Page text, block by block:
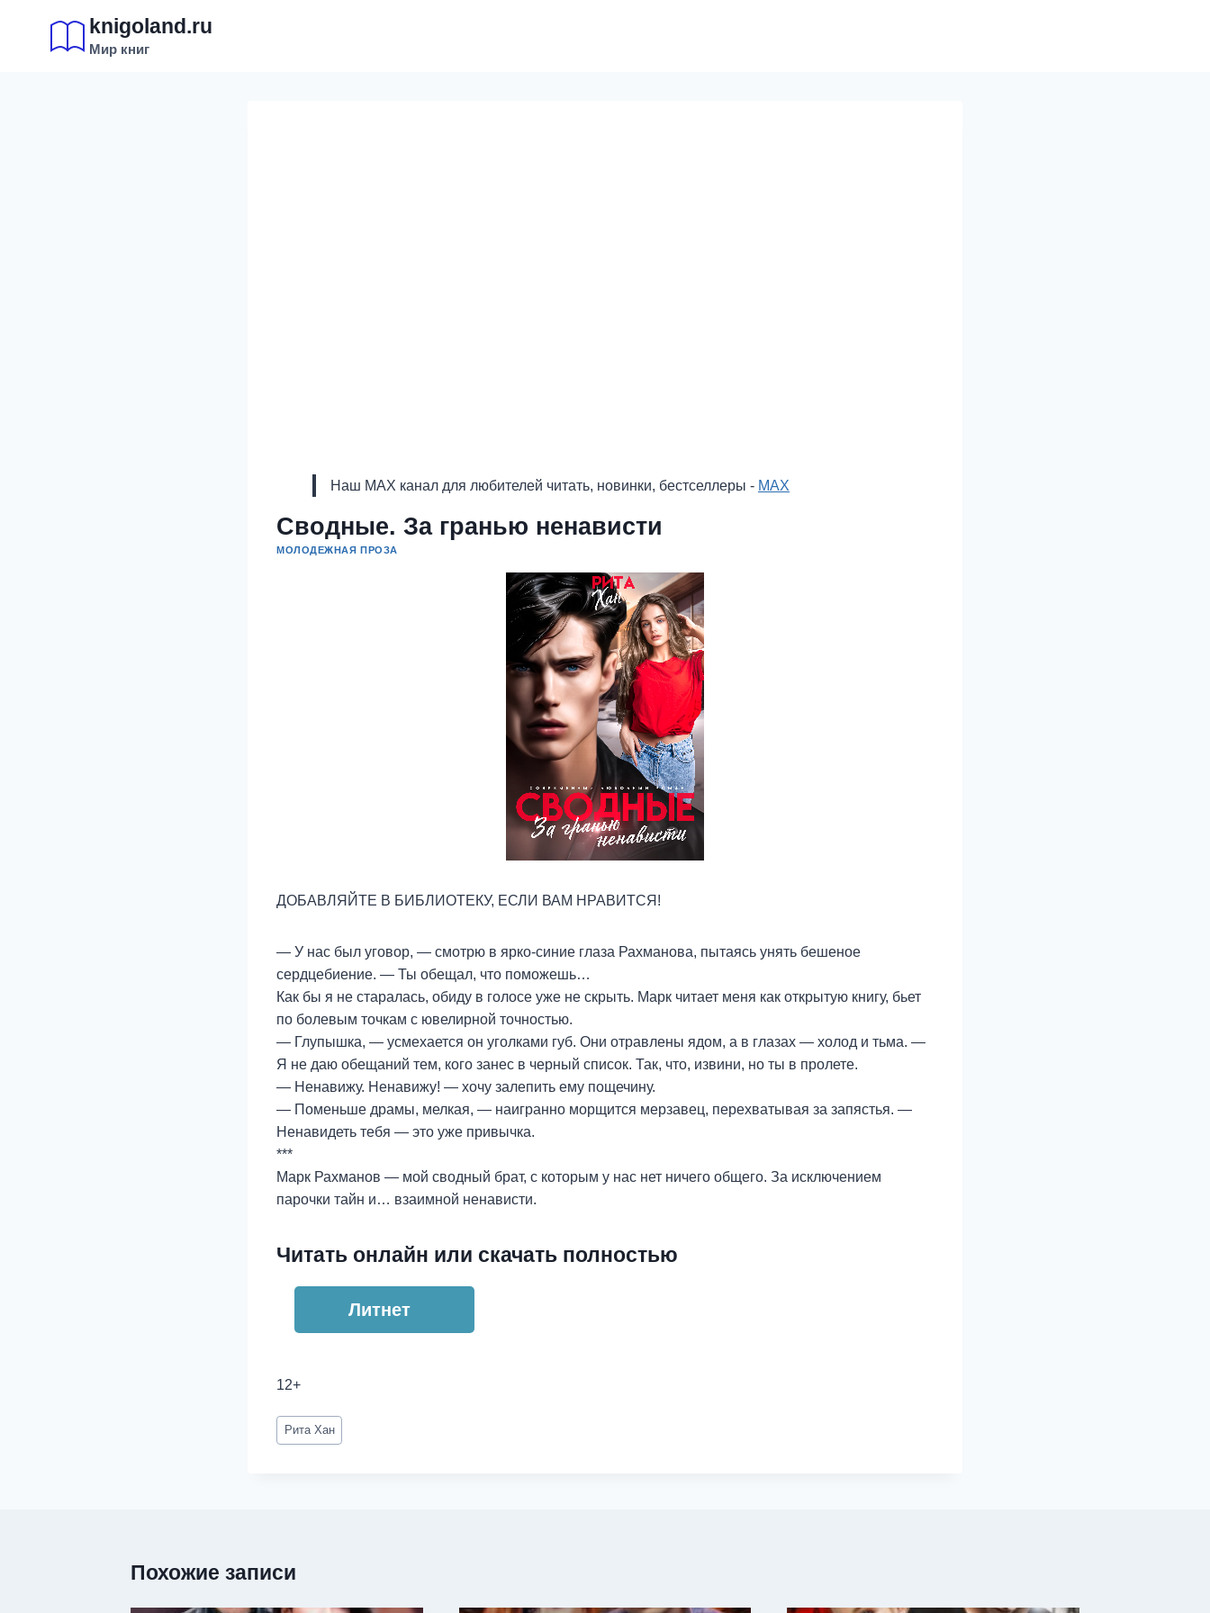
содержимому
knigoland.ru
Мир книг
Наш MAX канал для любителей читать, новинки, бестселлеры - MAX
Сводные. За гранью ненависти
МОЛОДЕЖНАЯ ПРОЗА
ДОБАВЛЯЙТЕ В БИБЛИОТЕКУ, ЕСЛИ ВАМ НРАВИТСЯ!
— У нас был уговор, — смотрю в ярко-синие глаза Рахманова, пытаясь унять бешеное
сердцебиение. — Ты обещал, что поможешь…
Как бы я не старалась, обиду в голосе уже не скрыть. Марк читает меня как открытую книгу, бьет
по болевым точкам с ювелирной точностью.
— Глупышка, — усмехается он уголками губ. Они отравлены ядом, а в глазах — холод и тьма. —
Я не даю обещаний тем, кого занес в черный список. Так, что, извини, но ты в пролете.
— Ненавижу. Ненавижу! — хочу залепить ему пощечину.
— Поменьше драмы, мелкая, — наигранно морщится мерзавец, перехватывая за запястья. —
Ненавидеть тебя — это уже привычка.
***
Марк Рахманов — мой сводный брат, с которым у нас нет ничего общего. За исключением
парочки тайн и… взаимной ненависти.
Читать онлайн или скачать полностью
Литнет
12+
Метки
записи:
Рита Хан
Похожие записи